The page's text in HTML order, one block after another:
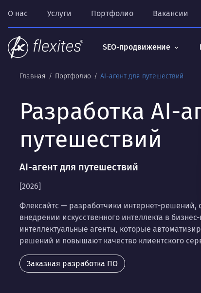
О нас Услуги Портфолио Вакансии
SEO-продвижение
Главная Портфолио AI-агент для путешествий
Разработка AI-
путешествий
AI-агент для путешествий
[2026]
Флексайтс — разработчики интернет-
внедрении искусственного интеллекта в
интеллектуальные агенты, которые
решений и повышают качество клиентского
Заказная разработка ПО